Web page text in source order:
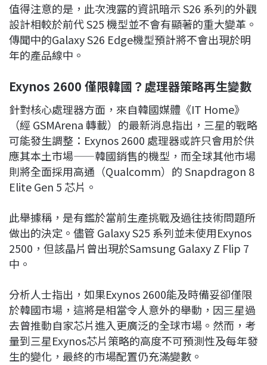
值得注意的是，此次洩露的資訊暗示 S26 系列的外觀
設計相較於前代 S25 機型並不會有顯著的重大變革。
傳聞中的Galaxy S26 Edge機型預計將不會出現於明
年的產品線中。
Exynos 2600 僅限韓國？處理器策略再生變數
針對核心處理器方面，來自韓國媒體《IT Home》
（經 GSMArena 轉載）的最新消息指出，三星的戰略
可能發生調整：Exynos 2600 處理器或許只會用於供
應其本土市場——韓國銷售的機型，而全球其他市場
則將全面採用高通（Qualcomm）的 Snapdragon 8
Elite Gen 5 芯片。
此舉據稱，是有鑑於當前生產挑戰及過往技術問題所
做出的決定。儘管 Galaxy S25 系列並未使用Exynos
2500，但該晶片曾出現於Samsung Galaxy Z Flip 7
中。
分析人士指出，如果Exynos 2600能及時備妥卻僅限
於韓國市場，這將是相當令人意外的舉動，因三星過
去曾推動自家芯片進入更廣泛的全球市場。然而，考
量到三星Exynos芯片策略的高度不可預測性及每年發
生的變化，最終的市場配置仍充滿變數。